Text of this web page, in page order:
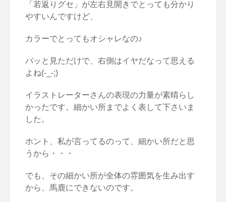
「若返りグセ」が左右見開きでとっても分かり
やすいんですけど、
カラーでとってもオシャレなの♪
パッと見ただけで、右側はイヤだなって思える
よね(-_-;)
イラストレーターさんの表現の力量が素晴らし
かったです。細かい所までよく表して下さいま
した。
ホント、私が言ってるのって、細かい所だと思
うから・・・
でも、その細かい所が全体の雰囲気を生み出す
から、馬鹿にできないのです。